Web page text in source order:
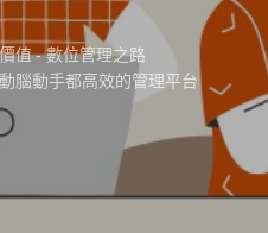
值 - 數位管理之路
腦動手都高效的管理平台